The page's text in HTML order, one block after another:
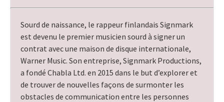
Sourd de naissance, le rappeur finlandais Signmark
est devenu le premier musicien sourd à signer un
contrat avec une maison de disque internationale,
Warner Music. Son entreprise, Signmark Productions,
a fondé Chabla Ltd. en 2015 dans le but d’explorer et
de trouver de nouvelles façons de surmonter les
obstacles de communication entre les personnes